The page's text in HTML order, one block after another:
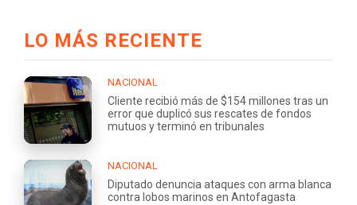
LO MÁS RECIENTE
NACIONAL
Cliente recibió más de $154 millones tras un
error que duplicó sus rescates de fondos
mutuos y terminó en tribunales
NACIONAL
Diputado denuncia ataques con arma blanca
contra lobos marinos en Antofagasta